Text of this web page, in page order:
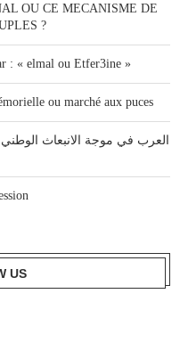
OU CE MECANISME DE
?
: « elmal ou Etfer3ine »
ou marché aux puces
العرب في موجة الانبعاث
US